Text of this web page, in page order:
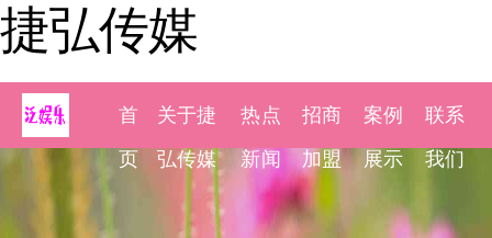
捷弘传媒
首
页
关于捷
弘传媒
热点
新闻
招商
加盟
案例
展示
联系
我们